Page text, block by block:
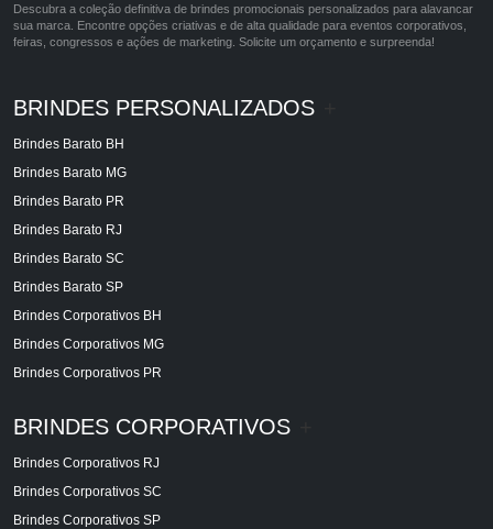
Descubra a coleção definitiva de brindes promocionais personalizados para alavancar
sua marca. Encontre opções criativas e de alta qualidade para eventos corporativos,
feiras, congressos e ações de marketing. Solicite um orçamento e surpreenda!
BRINDES PERSONALIZADOS
Brindes Barato BH
Brindes Barato MG
Brindes Barato PR
Brindes Barato RJ
Brindes Barato SC
Brindes Barato SP
Brindes Corporativos BH
Brindes Corporativos MG
Brindes Corporativos PR
BRINDES CORPORATIVOS
Brindes Corporativos RJ
Brindes Corporativos SC
Brindes Corporativos SP